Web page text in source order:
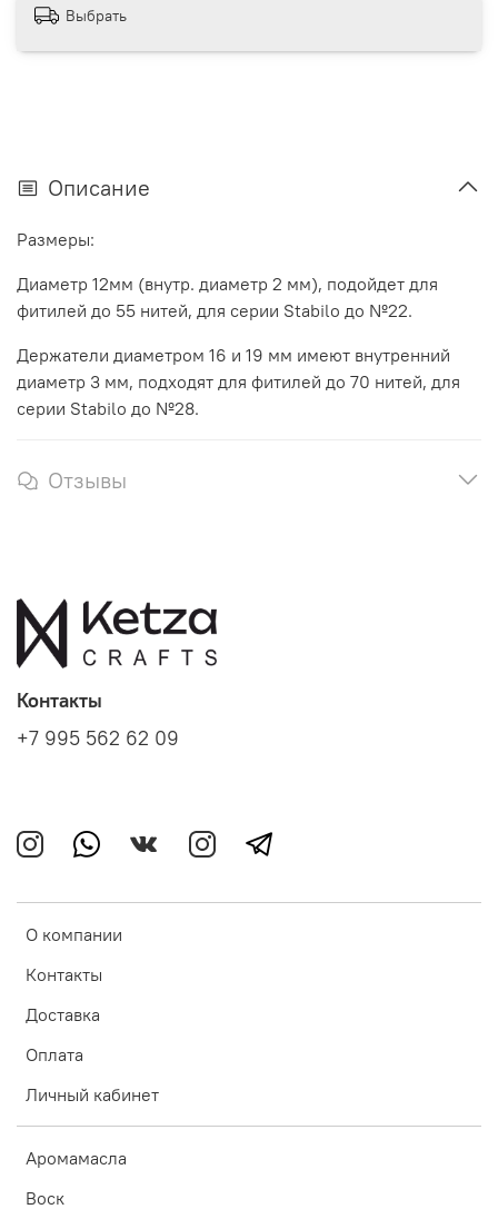
Выбрать
Описание
Размеры:
Диаметр 12мм (внутр. диаметр 2 мм), подойдет для
фитилей до 55 нитей, для серии Stabilo до №22.
Держатели диаметром 16 и 19 мм имеют внутренний
диаметр 3 мм, подходят для фитилей до 70 нитей, для
серии Stabilo до №28.
Отзывы
О компании
Контакты
Доставка
Оплата
Личный кабинет
Аромамасла
Воск
Контакты
+7 995 562 62 09